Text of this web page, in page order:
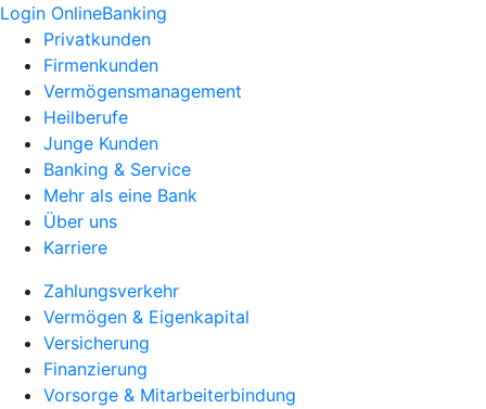
Login OnlineBanking
Privatkunden
Firmenkunden
Vermögensmanagement
Heilberufe
Junge Kunden
Banking & Service
Mehr als eine Bank
Über uns
Karriere
Zahlungsverkehr
Vermögen & Eigenkapital
Versicherung
Finanzierung
Vorsorge & Mitarbeiterbindung